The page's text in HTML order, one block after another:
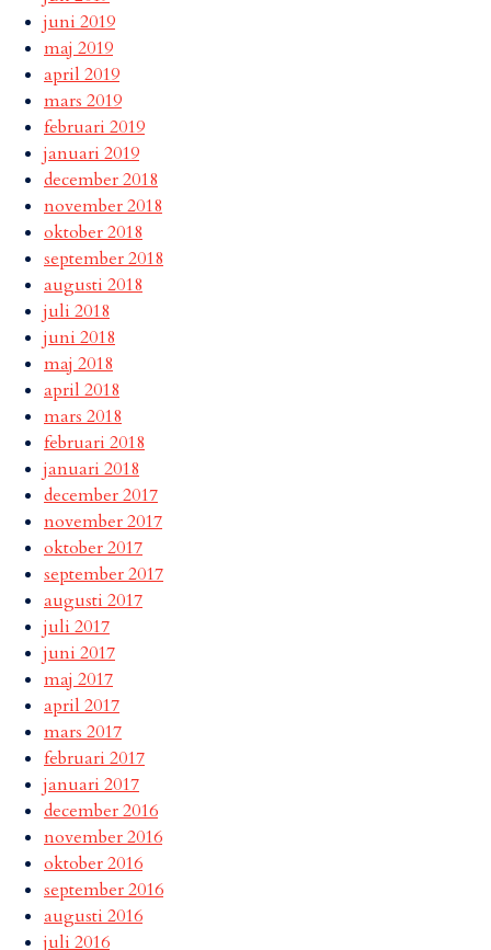
juni 2019
maj 2019
april 2019
mars 2019
februari 2019
januari 2019
december 2018
november 2018
oktober 2018
september 2018
augusti 2018
juli 2018
juni 2018
maj 2018
april 2018
mars 2018
februari 2018
januari 2018
december 2017
november 2017
oktober 2017
september 2017
augusti 2017
juli 2017
juni 2017
maj 2017
april 2017
mars 2017
februari 2017
januari 2017
december 2016
november 2016
oktober 2016
september 2016
augusti 2016
juli 2016